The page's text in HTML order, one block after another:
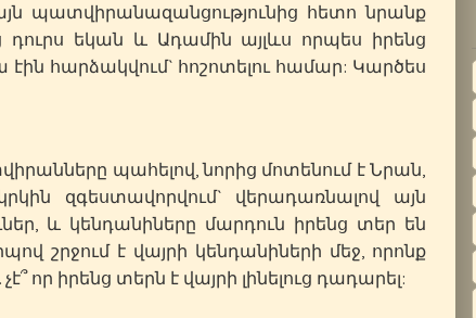
պատվիրանազանցությունից հետո նրանք
եկան և Ադամին այլևս որպես իրենց
էին հարձակվում` հոշոտելու համար: Կարծես
պահելով, նորից մոտենում է Նրան,
զգեստավորվում` վերադառնալով այն
և կենդանիները մարդուն իրենց տեր են
շրջում է վայրի կենդանիների մեջ, որոնք
որ իրենց տերն է վայրի լինելուց դադարել: